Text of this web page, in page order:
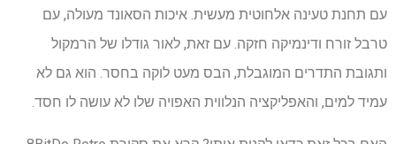
עם תחנת טעינה אלחוטית מעשית. איכות הסאונד מעולה, עם
טרבל זורח ודינמיקה חזקה. עם זאת, לאור גודלו של הרמקול
ותגובת התדרים המוגבלת, הבס מעט לוקה בחסר. הוא גם לא
עמיד למים, והאפליקציה הנלווית האפויה שלו לא עושה לו חסד.